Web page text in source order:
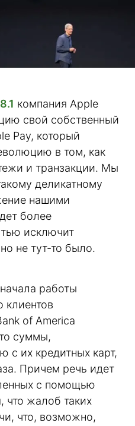
компания Apple
свой собственный
Pay, который
в том, как
и транзакции. Мы
деликатному
нашими
более
исключит
не тут-то было.
работы
клиентов
of America
суммы,
с их кредитных карт,
Причем речь идет
с помощью
что жалоб таких
что, возможно,